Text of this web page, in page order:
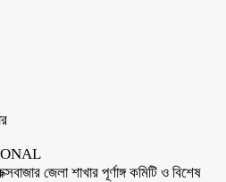
জেলা শাখার পূর্ণাঙ্গ কমিটি ও বিশেষ